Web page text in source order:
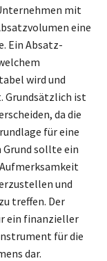
mit
eine
Ein Absatz-
wird und
Grundsätzlich ist
da die
für eine
sollte ein
und
treffen. Der
ein finanzieller
für die
dar.